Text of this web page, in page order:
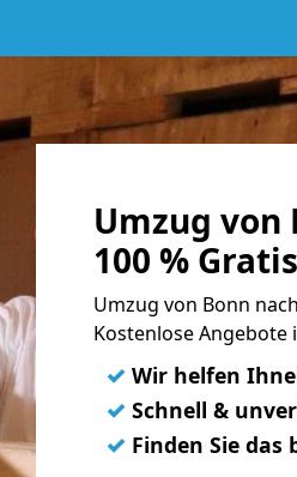
Umzug von
100 %
Umzug von Bonn
Kostenlose Angebote
✓ Wir helfen
✓ Schnell &
✓ Finden Sie